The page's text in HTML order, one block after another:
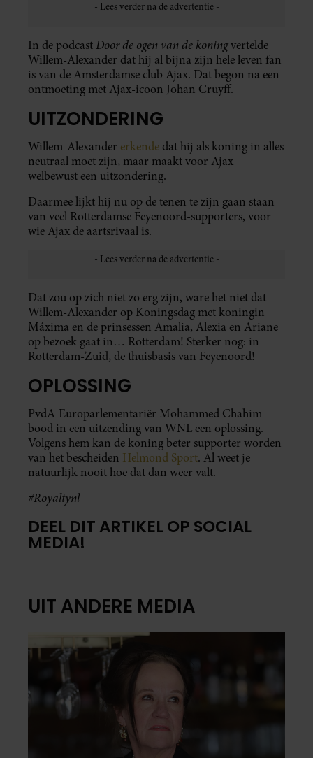
In de podcastDoor de ogen van de koningvertelde
Willem-Alexander dat hij al bijna zijn hele leven fan
is van de Amsterdamse club Ajax. Dat begon na een
ontmoeting met Ajax-icoon Johan Cruyff.
UITZONDERING
Willem-Alexander erkende dat hij als koning in alles
neutraal moet zijn, maar maakt voor Ajax
welbewust een uitzondering.
Daarmee lijkt hij nu op de tenen te zijn gaan staan
van veel Rotterdamse Feyenoord-supporters, voor
wie Ajax de aartsrivaal is.
Dat zou op zich niet zo erg zijn, ware het niet dat
Willem-Alexander op Koningsdag met koningin
Máxima en de prinsessen Amalia, Alexia en Ariane
op bezoek gaat in… Rotterdam! Sterker nog: in
Rotterdam-Zuid, de thuisbasis van Feyenoord!
OPLOSSING
PvdA-Europarlementariër Mohammed Chahim
bood in een uitzending van WNL een oplossing.
Volgens hem kan de koning beter supporter worden
van het bescheiden Helmond Sport. Al weet je
natuurlijk nooit hoe dat dan weer valt.
#Royaltynl
DEEL DIT ARTIKEL OP SOCIAL
MEDIA!
UIT ANDERE MEDIA